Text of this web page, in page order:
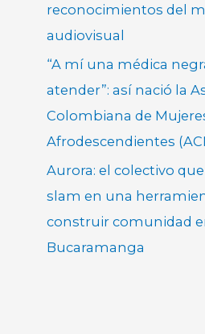
reconocimientos del
audiovisual
“A mí una médica
atender”: así nació la
Colombiana de
Afrodescendientes
Aurora: el colectivo
slam en una
construir comunidad
Bucaramanga